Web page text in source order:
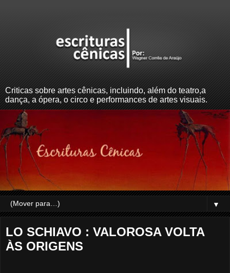
Criticas sobre artes cênicas, incluindo, além do teatro,a
dança, a ópera, o circo e performances de artes visuais.
▼
LO SCHIAVO : VALOROSA VOLTA
ÀS ORIGENS